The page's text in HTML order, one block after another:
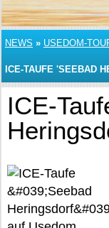
NEWS » USEDOM-
ICE-TAUFE 'SEEBAD
ICE-